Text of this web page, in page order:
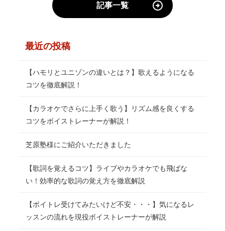
記事一覧
最近の投稿
【ハモリとユニゾンの違いとは？】歌えるようになる
コツを徹底解説！
【カラオケでさらに上手く歌う】リズム感を良くする
コツをボイストレーナーが解説！
芝原塾様にご紹介いただきました
【歌詞を覚えるコツ】ライブやカラオケでも飛ばな
い！効率的な歌詞の覚え方を徹底解説
【ボイトレ受けてみたいけど不安・・・】気になるレ
ッスンの流れを現役ボイストレーナーが解説